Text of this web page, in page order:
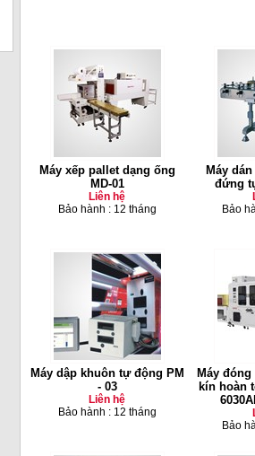
Máy xếp pallet dạng ống
MD-01
Liên hệ
Bảo hành : 12 tháng
Máy
đứng
Bảo
Máy dập khuôn tự động PM
- 03
Liên hệ
Bảo hành : 12 tháng
Máy
kín hoàn
Bảo